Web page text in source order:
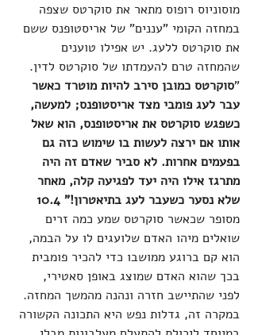
מוסוניוס רופוס מתאר את סוקרטס שצפה
במחזה הקומי "עננים" של אריסטופנס ששם
את סוקרטס ללעג. יש אפילו טוענים
שהמחזה טרם להעמדתו של סוקרטס לדין.
"סוקרטס כמובן סירב להיות מוטרד כאשר
עבר לעג פומבי מצד אריסטופנס; למעשה,
כשפגש סוקרטס את אריסטופנס, הוא שאל
אותו אם ירצה לעשות בו שימוש כזה גם
בפעמים אחרות. לא סביר שאדם זה היה
מתרגז אילו היה יעד לפגיעה קלה, מאחר
שלא נסער כשעבר לעג בתיאטרון!" 10.4
מסופר שכאשר סוקרטס שמע כמה זרים
שואלים מיהו האדם שלועגים לו על הבמה,
הוא קם ברוגע ממושבו כדי להכיר פומבית
בכך שהוא האדם שמוצג באופן סאטירי,
לפני שהתיישב חזרה ונהנה מהמשך המחזה.
במקרה זה, גדלות נפש היא התכונה הקשורה